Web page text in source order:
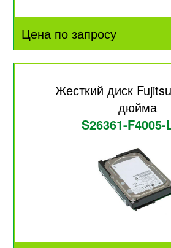
Цена по запросу
Жесткий диск
дюйма
S26361-F4005-